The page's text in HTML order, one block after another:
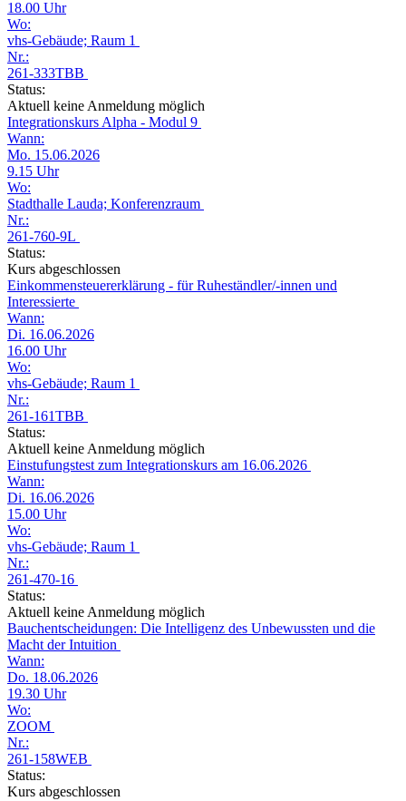
18.00 Uhr
Wo:
vhs-Gebäude; Raum 1
Nr.:
261-333TBB
Status:
Aktuell keine Anmeldung möglich
Integrationskurs Alpha - Modul 9
Wann:
Mo. 15.06.2026
9.15 Uhr
Wo:
Stadthalle Lauda; Konferenzraum
Nr.:
261-760-9L
Status:
Kurs abgeschlossen
Einkommensteuererklärung - für Ruheständler/-innen und
Interessierte
Wann:
Di. 16.06.2026
16.00 Uhr
Wo:
vhs-Gebäude; Raum 1
Nr.:
261-161TBB
Status:
Aktuell keine Anmeldung möglich
Einstufungstest zum Integrationskurs am 16.06.2026
Wann:
Di. 16.06.2026
15.00 Uhr
Wo:
vhs-Gebäude; Raum 1
Nr.:
261-470-16
Status:
Aktuell keine Anmeldung möglich
Bauchentscheidungen: Die Intelligenz des Unbewussten und die
Macht der Intuition
Wann:
Do. 18.06.2026
19.30 Uhr
Wo:
ZOOM
Nr.:
261-158WEB
Status:
Kurs abgeschlossen